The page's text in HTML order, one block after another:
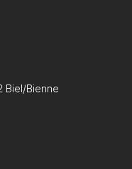
Biel/Bienne